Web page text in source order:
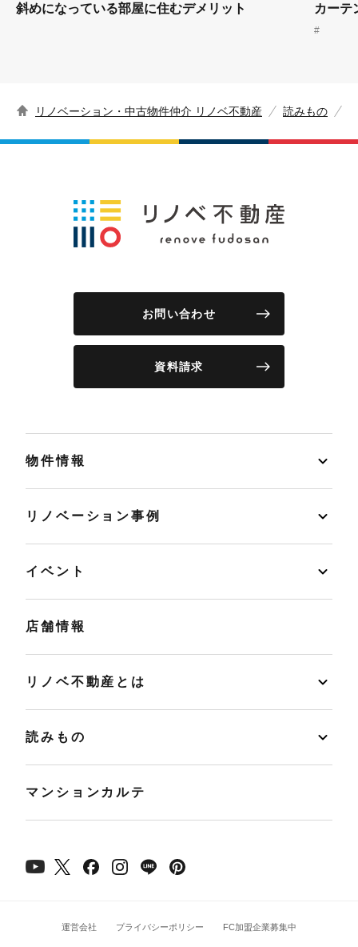
斜めになっている部屋に住むデメリット カーテ
#
リノベーション・中古物件仲介 リノベ不動産 読みもの
お問い合わせ
資料請求
物件情報
リノベーション事例
イベント
店舗情報
リノベ不動産とは
読みもの
マンションカルテ
運営会社 プライバシーポリシー FC加盟企業募集中